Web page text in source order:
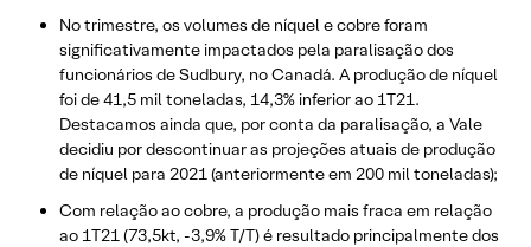
No trimestre, os volumes de níquel e cobre foram
significativamente impactados pela paralisação dos
funcionários de Sudbury, no Canadá. A produção de níquel
foi de 41,5 mil toneladas, 14,3% inferior ao 1T21.
Destacamos ainda que, por conta da paralisação, a Vale
decidiu por descontinuar as projeções atuais de produção
de níquel para 2021 (anteriormente em 200 mil toneladas);
Com relação ao cobre, a produção mais fraca em relação
ao 1T21 (73,5kt, -3,9% T/T) é resultado principalmente dos